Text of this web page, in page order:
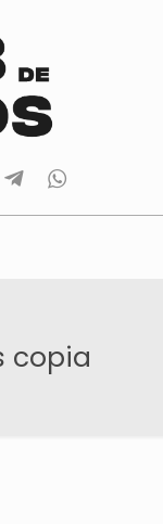
Telegramwhatsapp
copia